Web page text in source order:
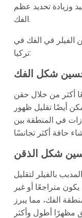
وزيادة تحديد عظم
الفك.
الفيلر في الفك في
تركيا:
شكل الفك
أكثر من خلال حقن
أيضًا تقليل ظهور
في المنطقة بين
شكل الذقن
بالفيلر لتقليل
متراجعًا أو غير
الفك، مما يبرز
مظهرًا أطول وأكثر